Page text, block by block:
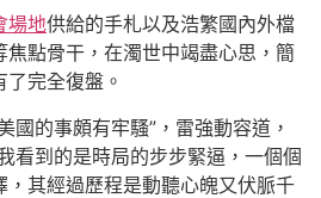
場地供給的手札以及浩繁國內外檔
點骨干，在濁世中竭盡心思，簡
完全復盤。
國的事頗有牢騷”，雷強動容道，
看到的是時局的步步緊逼，一個個
其經過歷程是動聽心魄又伏脈千